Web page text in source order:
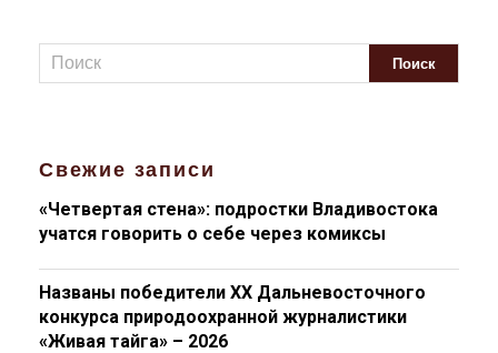
Свежие записи
«Четвертая стена»: подростки Владивостока
учатся говорить о себе через комиксы
Названы победители XX Дальневосточного
конкурса природоохранной журналистики
«Живая тайга» – 2026